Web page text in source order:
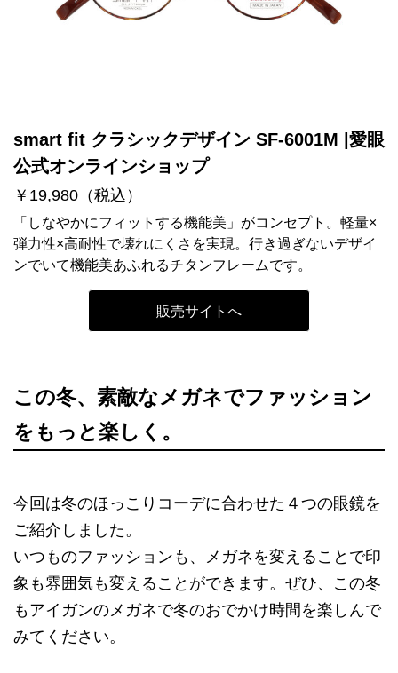
smart fit クラシックデザイン SF-6001M |愛眼
公式オンラインショップ
￥19,980（税込）
「しなやかにフィットする機能美」がコンセプト。軽量×
弾力性×高耐性で壊れにくさを実現。行き過ぎないデザイ
ンでいて機能美あふれるチタンフレームです。
販売サイトへ
この冬、素敵なメガネでファッション
をもっと楽しく。
今回は冬のほっこりコーデに合わせた４つの眼鏡を
ご紹介しました。
いつものファッションも、メガネを変えることで印
象も雰囲気も変えることができます。ぜひ、この冬
もアイガンのメガネで冬のおでかけ時間を楽しんで
みてください。